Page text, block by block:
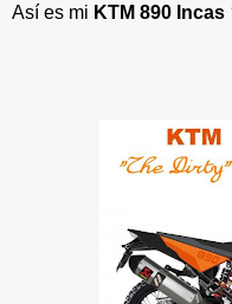
Así es mi KTM 890 Incas